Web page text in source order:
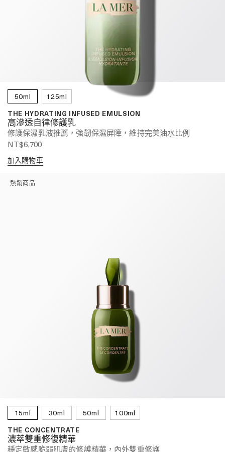
50ml 125ml
THE HYDRATING INFUSED EMULSION
高滲透自律修護乳
修護保濕乳液推薦，強韌保濕屏障，維持完美油水比例
NT$6,700
加入購物車
熱銷商品
15ml 30ml 50ml 100ml
THE CONCENTRATE
濃萃雙重修復精華
穩定敏感脆弱肌膚的修護精華，內外雙重修護